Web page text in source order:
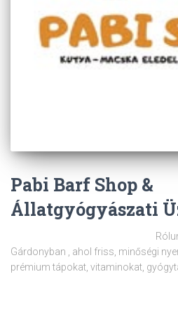
Pabi Barf Shop &
Állatgyógyászati
Rólunk!
Gárdonyban , ahol friss, minőségi
prémium tápokat, vitaminokat,